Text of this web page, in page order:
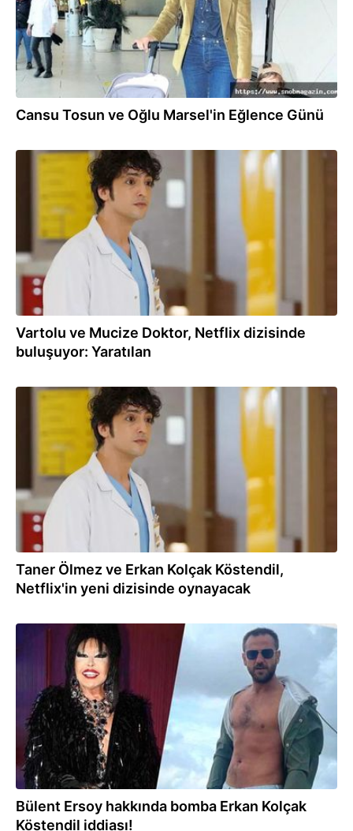
Cansu Tosun ve Oğlu Marsel'in Eğlence Günü
10.01.2022
Vartolu ve Mucize Doktor, Netflix dizisinde
buluşuyor: Yaratılan
10.01.2022
Taner Ölmez ve Erkan Kolçak Köstendil,
Netflix'in yeni dizisinde oynayacak
18.12.2021
Bülent Ersoy hakkında bomba Erkan Kolçak
Köstendil iddiası!